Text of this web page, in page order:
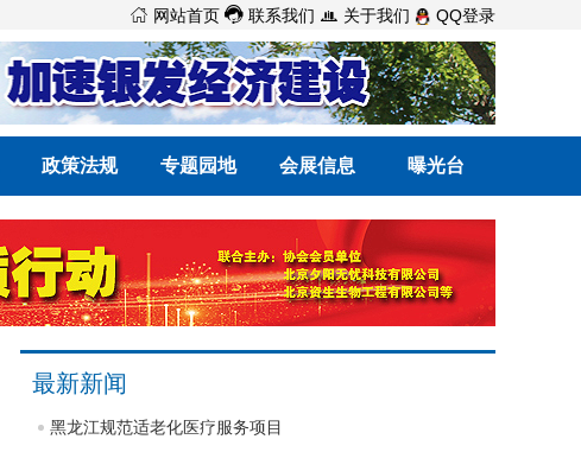
 网站首页  联系我们  关于我们 QQ登录
政策法规 专题园地 会展信息 曝光台
最新新闻
黑龙江规范适老化医疗服务项目